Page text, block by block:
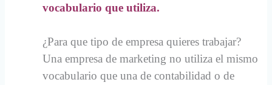
vocabulario que utiliza.
¿Para que tipo de empresa quieres trabajar?
Una empresa de marketing no utiliza el mismo
vocabulario que una de contabilidad o de